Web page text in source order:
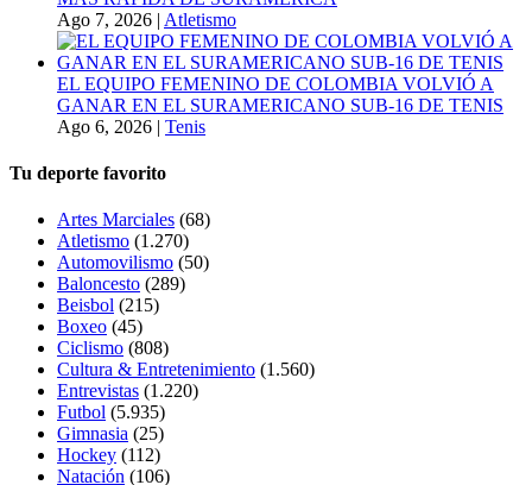
Ago 7, 2026 | Atletismo
EL EQUIPO FEMENINO DE COLOMBIA VOLVIÓ A
GANAR EN EL SURAMERICANO SUB-16 DE TENIS
Ago 6, 2026 | Tenis
Tu deporte favorito
Artes Marciales (68)
Atletismo (1.270)
Automovilismo (50)
Baloncesto (289)
Beisbol (215)
Boxeo (45)
Ciclismo (808)
Cultura & Entretenimiento (1.560)
Entrevistas (1.220)
Futbol (5.935)
Gimnasia (25)
Hockey (112)
Natación (106)